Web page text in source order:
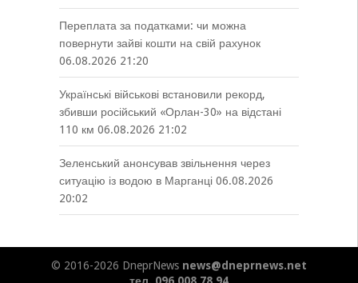
Переплата за податками: чи можна
повернути зайві кошти на свій рахунок
06.08.2026 21:20
Українські військові встановили рекорд,
збивши російський «Орлан-30» на відстані
110 км 06.08.2026 21:02
Зеленський анонсував звільнення через
ситуацію із водою в Марганці 06.08.2026
20:02
© 2016-2026 DneprNews news@dneprnews.net